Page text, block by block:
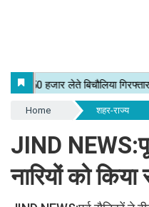
Home शहर-राज्य
JIND
नारियों को किया